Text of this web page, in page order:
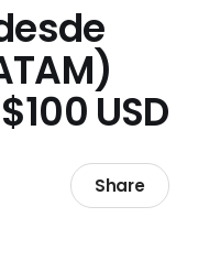
USD
Share